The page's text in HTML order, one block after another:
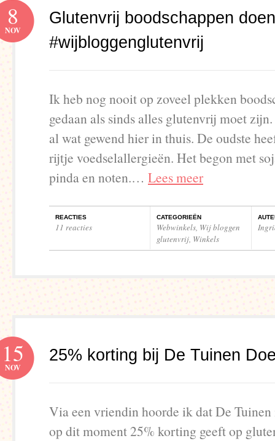
Glutenvrij boodschappen doen
#wijbloggenglutenvrij
8
NOV
Ik heb nog nooit op zoveel plekken
gedaan als sinds alles glutenvrij moet
al wat gewend hier in thuis. De oudste
rijtje voedselallergieën. Het begon met
pinda en noten.… Lees meer
REACTIES
11 reacties
CATEGORIEËN
Webwinkels, Wij bloggen
glutenvrij, Winkels
25% korting bij De Tuinen
15
NOV
Via een vriendin hoorde ik dat De
op dit moment 25% korting geeft op